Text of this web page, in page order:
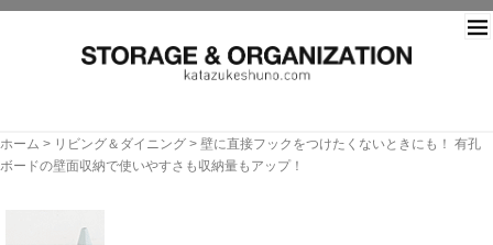
ホーム > リビング＆ダイニング > 壁に直接フックをつけたくないときにも！ 有孔
ボードの壁面収納で使いやすさも収納量もアップ！